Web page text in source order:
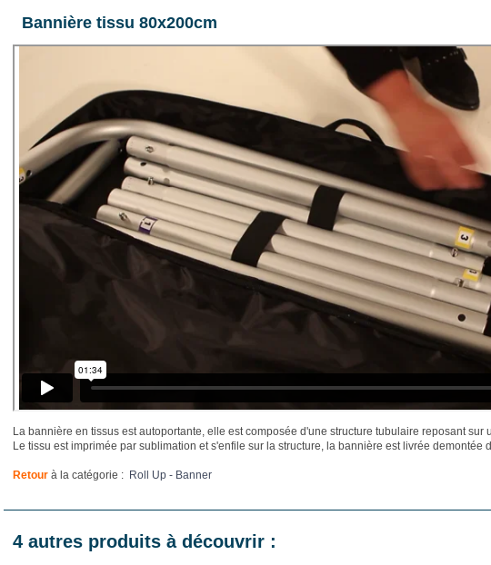
Bannière tissu 80x200cm
La bannière en tissus est autoportante, elle est composée d'une structure tubulaire reposant sur
Le tissu est imprimée par sublimation et s'enfile sur la structure, la bannière est livrée demontée
Retourà la catégorie : Roll Up - Banner
4 autres produits à découvrir :